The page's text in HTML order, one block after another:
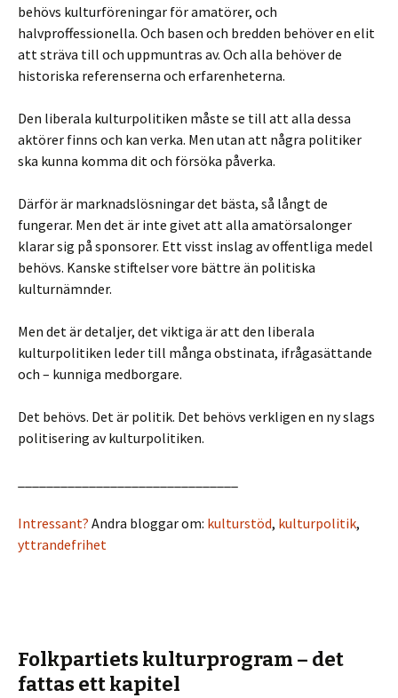
behövs kulturföreningar för amatörer, och
halvproffessionella. Och basen och bredden behöver en elit
att sträva till och uppmuntras av. Och alla behöver de
historiska referenserna och erfarenheterna.
Den liberala kulturpolitiken måste se till att alla dessa
aktörer finns och kan verka. Men utan att några politiker
ska kunna komma dit och försöka påverka.
Därför är marknadslösningar det bästa, så långt de
fungerar. Men det är inte givet att alla amatörsalonger
klarar sig på sponsorer. Ett visst inslag av offentliga medel
behövs. Kanske stiftelser vore bättre än politiska
kulturnämnder.
Men det är detaljer, det viktiga är att den liberala
kulturpolitiken leder till många obstinata, ifrågasättande
och – kunniga medborgare.
Det behövs. Det är politik. Det behövs verkligen en ny slags
politisering av kulturpolitiken.
Intressant? Andra bloggar om: kulturstöd, kulturpolitik,
yttrandefrihet
Folkpartiets kulturprogram – det
fattas ett kapitel